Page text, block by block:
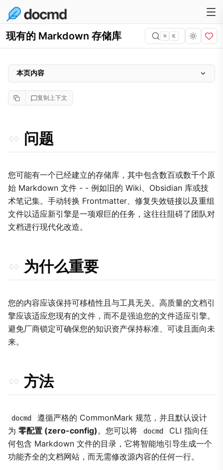
现有的 Markdown 存储库 ⌘ K
复制上下文
问题
您可能有一个已经建立的存储库，其中包含数百或数千个原
始 Markdown 文件 - - 例如旧的 Wiki、Obsidian 库或技
术笔记集。手动转换 Frontmatter、修复失效链接以及重组
文件以适应新引擎是一项艰巨的任务，这往往阻碍了团队对
文档进行现代化改造。
为什么重要
您的内容应该保持可移植性且与工具无关。高质量的文档引
擎应该适应您现有的文件，而不是强迫您的文件适应引擎。
避免厂商锁定可确保您的知识资产保持标准、可读且面向未
来。
方法
docmd
遵循严格的 CommonMark 规范，并且默认设计
为 零配置 (zero-config)。您可以将 docmd
CLI 指向任
何包含 Markdown 文件的目录，它将智能地引导生成一个
功能齐全的文档网站，而无需修改源内容的任何一行。
本页内容
问题
为什么重要
实施
2. 自动导航 (Auto-Router)
3. 智能标题推断
4. 弹性的语法处理
权衡